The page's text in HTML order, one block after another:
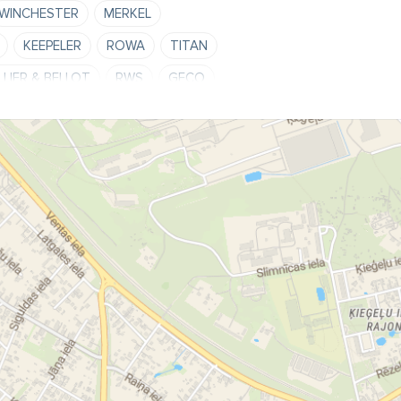
MERKEL
KEEPELER ROWA
TITAN
& BELLOT RWS
GECO
WINCHESTER
HARKILA
PINEWOOD